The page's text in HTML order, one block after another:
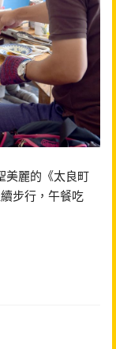
美麗的《太良町
步行，午餐吃